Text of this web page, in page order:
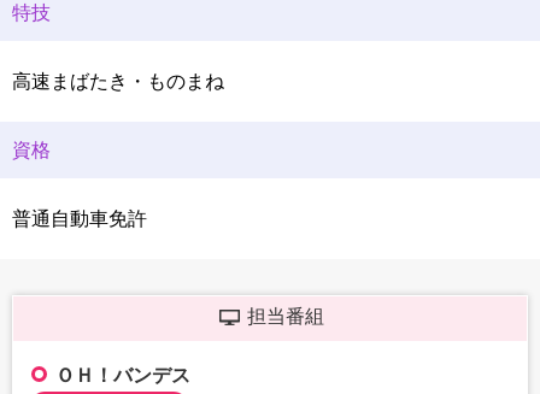
特技
高速まばたき・ものまね
資格
普通自動車免許
担当番組
ＯＨ！バンデス